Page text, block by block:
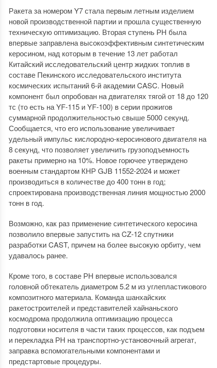
Ракета за номером Y7 стала первым летным изделием
новой производственной партии и прошла существенную
техническую оптимизацию. Вторая ступень РН была
впервые заправлена высокоэффективным синтетическим
керосином, над которым в течение 13 лет работал
Китайский исследовательский центр жидких топлив в
составе Пекинского исследовательского института
космических испытаний 6-й академии CASC. Новый
компонент был опробован на двигателях тягой от 18 до 120
тс (то есть на YF-115 и YF-100) в серии прожигов
суммарной продолжительностью свыше 5000 секунд.
Сообщается, что его использование увеличивает
удельный импульс кислородно-керосинового двигателя на
8 секунд, что позволяет увеличить грузоподъемность
ракеты примерно на 10%. Новое горючее утверждено
военным стандартом КНР GJB 11552-2024 и может
производиться в количестве до 400 тонн в год;
спроектирована производственная линия мощностью 2000
тонн в год.
Возможно, как раз применение синтетического керосина
позволило впервые запустить на CZ-12 спутники
разработки CAST, причем на более высокую орбиту, чем
удавалось ранее.
Кроме того, в составе РН впервые использовался
головной обтекатель диаметром 5.2 м из углепластикового
композитного материала. Команда шанхайских
ракетостроителей и представителей хайнаньского
космодрома продолжила оптимизацию процесса
подготовки носителя в части таких процессов, как подъем
и перекладка РН на транспортно-установочный агрегат,
заправка вспомогательными компонентами и
предстартовые процедуры.